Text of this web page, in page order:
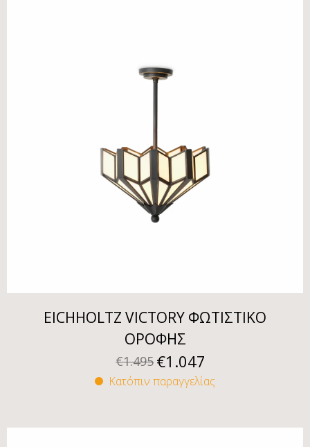
EICHHOLTZ VICTORY ΦΩΤΙΣΤΙΚΟ
ΟΡΟΦΗΣ
€1.495 €1.047
Κατόπιν παραγγελίας